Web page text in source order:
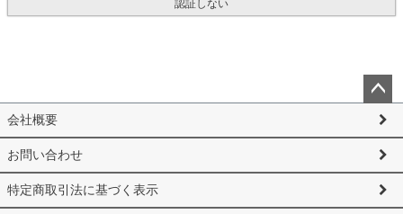
認証しない
ペー
ップ
へ
会社概要
お問い合わせ
特定商取引法に基づく表示